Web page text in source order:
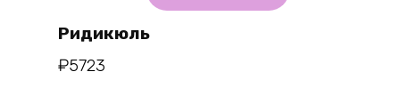
Ридикюль
₽5723